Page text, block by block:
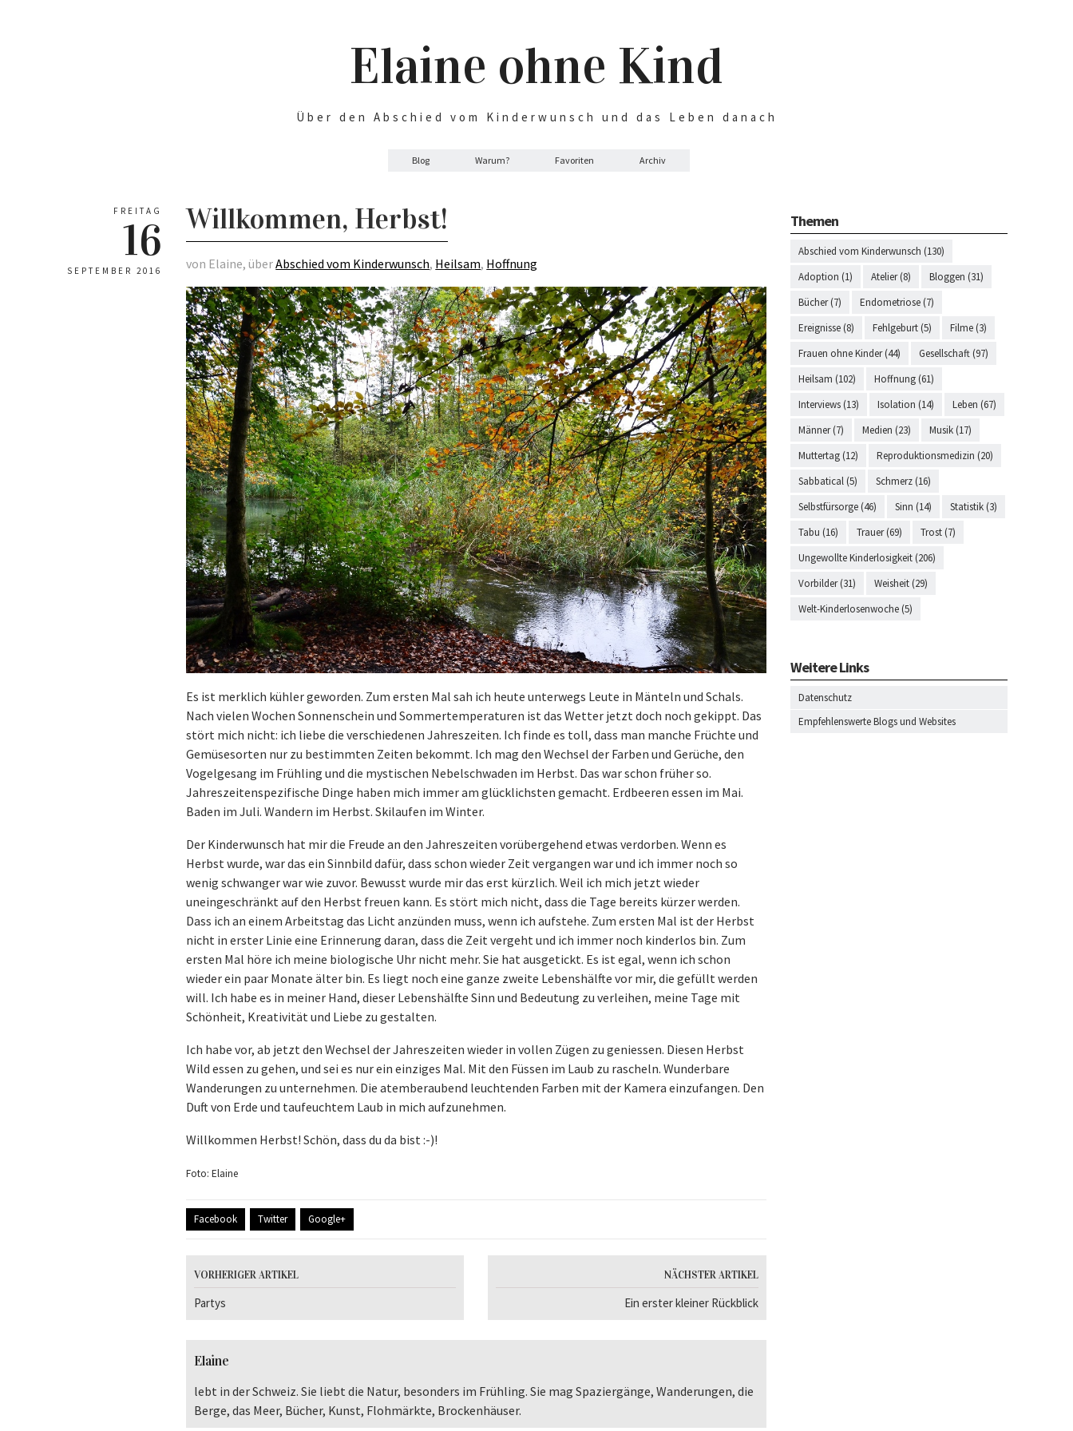
Elaine ohne Kind
Über den Abschied vom Kinderwunsch und das Leben danach
Blog Warum? Favoriten Archiv
FREITAG
16
SEPTEMBER 2016
Willkommen, Herbst!
von Elaine, überAbschied vom Kinderwunsch, Heilsam, Hoffnung
Es ist merklich kühler geworden. Zum ersten Mal sah ich heute unterwegs Leute in Mänteln und Schals.
Nach vielen Wochen Sonnenschein und Sommertemperaturen ist das Wetter jetzt doch noch gekippt. Das
stört mich nicht: ich liebe die verschiedenen Jahreszeiten. Ich finde es toll, dass man manche Früchte und
Gemüsesorten nur zu bestimmten Zeiten bekommt. Ich mag den Wechsel der Farben und Gerüche, den
Vogelgesang im Frühling und die mystischen Nebelschwaden im Herbst. Das war schon früher so.
Jahreszeitenspezifische Dinge haben mich immer am glücklichsten gemacht. Erdbeeren essen im Mai.
Baden im Juli. Wandern im Herbst. Skilaufen im Winter.
Der Kinderwunsch hat mir die Freude an den Jahreszeiten vorübergehend etwas verdorben. Wenn es
Herbst wurde, war das ein Sinnbild dafür, dass schon wieder Zeit vergangen war und ich immer noch so
wenig schwanger war wie zuvor. Bewusst wurde mir das erst kürzlich. Weil ich mich jetzt wieder
uneingeschränkt auf den Herbst freuen kann. Es stört mich nicht, dass die Tage bereits kürzer werden.
Dass ich an einem Arbeitstag das Licht anzünden muss, wenn ich aufstehe. Zum ersten Mal ist der Herbst
nicht in erster Linie eine Erinnerung daran, dass die Zeit vergeht und ich immer noch kinderlos bin. Zum
ersten Mal höre ich meine biologische Uhr nicht mehr. Sie hat ausgetickt. Es ist egal, wenn ich schon
wieder ein paar Monate älter bin. Es liegt noch eine ganze zweite Lebenshälfte vor mir, die gefüllt werden
will. Ich habe es in meiner Hand, dieser Lebenshälfte Sinn und Bedeutung zu verleihen, meine Tage mit
Schönheit, Kreativität und Liebe zu gestalten.
Ich habe vor, ab jetzt den Wechsel der Jahreszeiten wieder in vollen Zügen zu geniessen. Diesen Herbst
Wild essen zu gehen, und sei es nur ein einziges Mal. Mit den Füssen im Laub zu rascheln. Wunderbare
Wanderungen zu unternehmen. Die atemberaubend leuchtenden Farben mit der Kamera einzufangen. Den
Duft von Erde und taufeuchtem Laub in mich aufzunehmen.
Willkommen Herbst! Schön, dass du da bist :-)!
Foto: Elaine
Facebook Twitter Google+
VORHERIGER ARTIKEL
Partys
NÄCHSTER ARTIKEL
Ein erster kleiner Rückblick
Elaine
lebt in der Schweiz. Sie liebt die Natur, besonders im Frühling. Sie mag Spaziergänge, Wanderungen, die
Berge, das Meer, Bücher, Kunst, Flohmärkte, Brockenhäuser.
Themen
Abschied vom Kinderwunsch (130)
Adoption (1)
Atelier (8)
Bloggen (31)
Bücher (7)
Endometriose (7)
Ereignisse (8)
Fehlgeburt (5)
Filme (3)
Frauen ohne Kinder (44)
Gesellschaft (97)
Heilsam (102)
Hoffnung (61)
Interviews (13)
Isolation (14)
Leben (67)
Männer (7)
Medien (23)
Musik (17)
Muttertag (12)
Reproduktionsmedizin (20)
Sabbatical (5)
Schmerz (16)
Selbstfürsorge (46)
Sinn (14)
Statistik (3)
Tabu (16)
Trauer (69)
Trost (7)
Ungewollte Kinderlosigkeit (206)
Vorbilder (31)
Weisheit (29)
Welt-Kinderlosenwoche (5)
Weitere Links
Datenschutz
Empfehlenswerte Blogs und Websites